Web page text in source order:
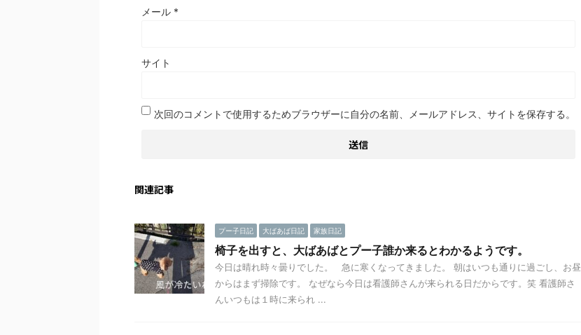
メール *
サイト
次回のコメントで使用するためブラウザーに自分の名前、メールアドレス、サイトを保存する。
関連記事
プー子日記 大ばあば日記 家族日記
椅子を出すと、大ばあばとプー子誰か来るとわかるようです。
今日は晴れ時々曇りでした。 急に寒くなってきました。 朝はいつも通りに過ごし、お昼
からはまず掃除です。 なぜなら今日は看護師さんが来られる日だからです。笑 看護師さ
んいつもは１時に来られ ...